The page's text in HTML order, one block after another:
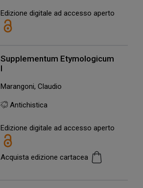
Edizione digitale ad accesso aperto
Supplementum Etymologicum
I
Marangoni, Claudio
Antichistica
Edizione digitale ad accesso aperto
Acquista edizione cartacea